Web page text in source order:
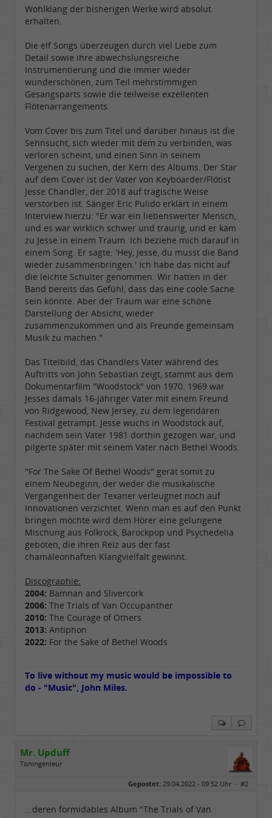
Wohlklang der bisherigen Werke wird absolut
erhalten.
Die elf Songs überzeugen durch viel Liebe zum
Detail sowie ihre abwechslungsreiche
Instrumentierung und die immer wieder
wunderschönen, zum Teil mehrstimmigen
Gesangsparts sowie die teilweise exzellenten
Flötenarrangements.
Vom Cover bis zum Titel und darüber hinaus ist die
Sehnsucht, sich wieder mit dem zu verbinden, was
verloren scheint, und einen Sinn in seinem
Vergehen zu suchen, der Kern des Albums. Der Star
auf dem Cover ist der Vater von Keyboarder/Flötist
Jesse Chandler, der 2018 auf tragische Weise
verstorben ist. Sänger Eric Pulido erklärt in einem
Interview hierzu: "Er war ein liebenswerter Mensch,
und es war wirklich schwer und traurig, und er kam
zu Jesse in einem Traum. Ich beziehe mich darauf in
einem Song. Er sagte: 'Hey, Jesse, du musst die Band
wieder zusammenbringen.' Ich habe das nicht auf
die leichte Schulter genommen. Wir hatten in der
Band bereits das Gefühl, dass das eine coole Sache
sein könnte. Aber der Traum war eine schöne
Darstellung der Absicht, wieder
zusammenzukommen und als Freunde gemeinsam
Musik zu machen."
Das Titelbild, das Chandlers Vater während des
Auftritts von John Sebastian zeigt, stammt aus dem
Dokumentarfilm "Woodstock" von 1970. 1969 war
Jesses damals 16-jähriger Vater mit einem Freund
von Ridgewood, New Jersey, zu dem legendären
Festival getrampt. Jesse wuchs in Woodstock auf,
nachdem sein Vater 1981 dorthin gezogen war, und
pilgerte später mit seinem Vater nach Bethel Woods.
"For The Sake Of Bethel Woods" gerät somit zu
einem Neubeginn, der weder die musikalische
Vergangenheit der Texaner verleugnet noch auf
Innovationen verzichtet. Wenn man es auf den Punkt
bringen möchte wird dem Hörer eine gelungene
Mischung aus Folkrock, Barockpop und Psychedelia
geboten, die ihren Reiz aus der fast
chamäleonhaften Klangvielfalt gewinnt.
Discographie:
2004: Bamnan and Slivercork
2006: The Trials of Van Occupanther
2010: The Courage of Others
2013: Antiphon
2022: For the Sake of Bethel Woods
To live without my music would be impossible to
do - "Music", John Miles.
Mr. Upduff
Toningenieur
Basemountainhome
Dabei seit:
02 / 2007
Gepostet: 29.04.2022 - 09:52 Uhr · #2
...deren formidables Album "The Trials of Van